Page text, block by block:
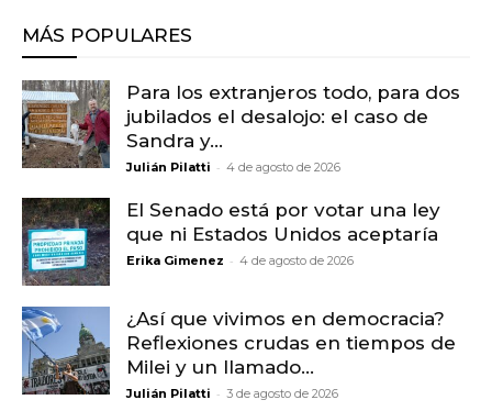
MÁS POPULARES
Para los extranjeros todo, para dos
jubilados el desalojo: el caso de
Sandra y...
Julián Pilatti - 4 de agosto de 2026
El Senado está por votar una ley
que ni Estados Unidos aceptaría
Erika Gimenez - 4 de agosto de 2026
¿Así que vivimos en democracia?
Reflexiones crudas en tiempos de
Milei y un llamado...
Julián Pilatti - 3 de agosto de 2026